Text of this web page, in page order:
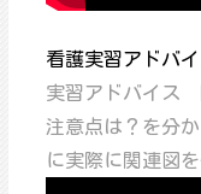
看護実習アドバ
実習アドバイス
注意点は？を分
に実際に関連図